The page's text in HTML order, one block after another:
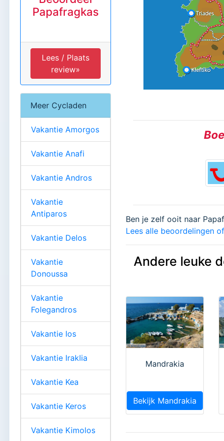
Ben je zelf ooit naar
Lees alle beoordelingen
Andere leuke
Mandrakia
Bekijk Mandrakia
Papafragkas
Lees / Plaats
review»
Meer Cycladen
Vakantie Amorgos
Vakantie Anafi
Vakantie Andros
Vakantie
Antiparos
Vakantie Delos
Vakantie
Donoussa
Vakantie
Folegandros
Vakantie Ios
Vakantie Iraklia
Vakantie Kea
Vakantie Keros
Vakantie Kimolos